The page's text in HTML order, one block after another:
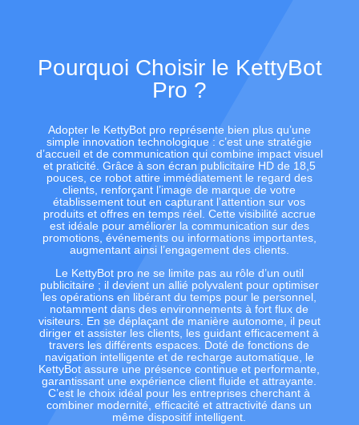
Pourquoi Choisir le KettyBot
Pro ?
Adopter le KettyBot pro représente bien plus qu’une
simple innovation technologique : c’est une stratégie
d’accueil et de communication qui combine impact visuel
et praticité. Grâce à son écran publicitaire HD de 18,5
pouces, ce robot attire immédiatement le regard des
clients, renforçant l’image de marque de votre
établissement tout en capturant l’attention sur vos
produits et offres en temps réel. Cette visibilité accrue
est idéale pour améliorer la communication sur des
promotions, événements ou informations importantes,
augmentant ainsi l’engagement des clients.
Le KettyBot pro ne se limite pas au rôle d’un outil
publicitaire ; il devient un allié polyvalent pour optimiser
les opérations en libérant du temps pour le personnel,
notamment dans des environnements à fort flux de
visiteurs. En se déplaçant de manière autonome, il peut
diriger et assister les clients, les guidant efficacement à
travers les différents espaces. Doté de fonctions de
navigation intelligente et de recharge automatique, le
KettyBot assure une présence continue et performante,
garantissant une expérience client fluide et attrayante.
C’est le choix idéal pour les entreprises cherchant à
combiner modernité, efficacité et attractivité dans un
même dispositif intelligent.